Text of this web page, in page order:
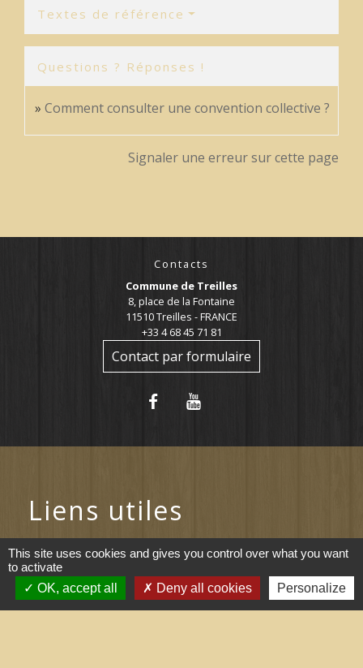
Textes de référence
Questions ? Réponses !
Comment consulter une convention collective ?
Signaler une erreur sur cette page
Contacts
Commune de Treilles
8, place de la Fontaine
11510 Treilles - FRANCE
+33 4 68 45 71 81
Contact par formulaire
Liens utiles
Portail du gouvernement
Maison du travail saisonnier
(Grand Narbonne)
This site uses cookies and gives you control over what you want
to activate
OK, accept all
Deny all cookies Personalize